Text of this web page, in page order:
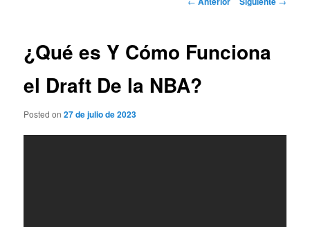
¿Qué es Y Cómo Funciona
el Draft De la NBA?
Posted on27 de julio de 2023